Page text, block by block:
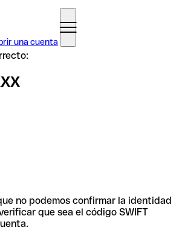
una cuenta
no podemos confirmar la identidad
que sea el código SWIFT